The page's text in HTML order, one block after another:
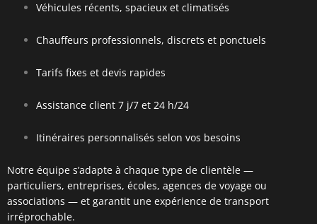
Véhicules récents, spacieux et climatisés
Chauffeurs professionnels, discrets et ponctuels
Tarifs fixes et devis rapides
Assistance client 7 j/7 et 24 h/24
Itinéraires personnalisés selon vos besoins
Notre équipe s’adapte à chaque type de clientèle —
particuliers, entreprises, écoles, agences de voyage ou
associations — et garantit une expérience de transport
irréprochable.